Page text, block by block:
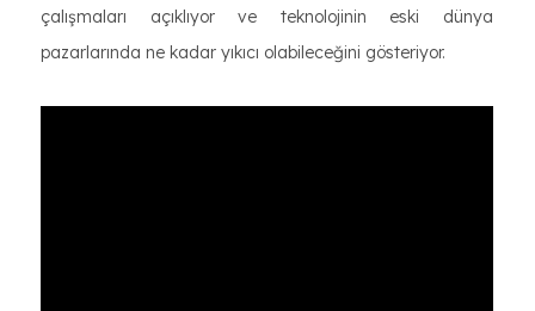
çalışmaları açıklıyor ve teknolojinin eski dünya
pazarlarında ne kadar yıkıcı olabileceğini gösteriyor.